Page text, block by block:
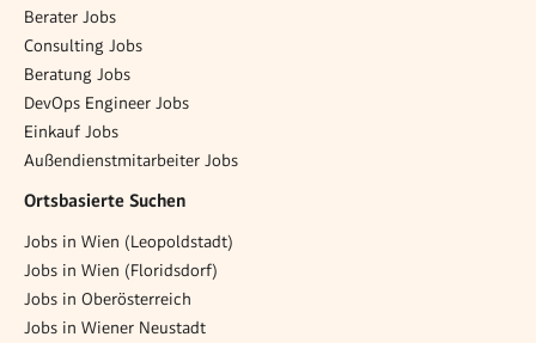
Berater Jobs
Consulting Jobs
Beratung Jobs
DevOps Engineer Jobs
Einkauf Jobs
Außendienstmitarbeiter Jobs
Ortsbasierte Suchen
Jobs in Wien (Leopoldstadt)
Jobs in Wien (Floridsdorf)
Jobs in Oberösterreich
Jobs in Wiener Neustadt